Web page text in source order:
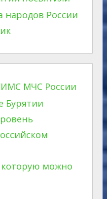
народов России
МЧС России
Бурятии
которую можно